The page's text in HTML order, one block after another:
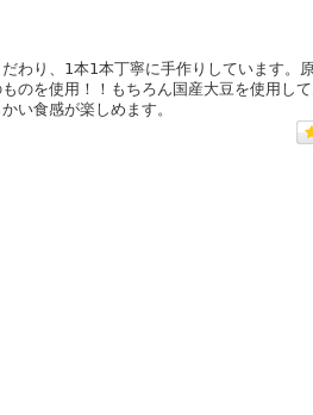
わり、1本1本丁寧に手作りしています。
のを使用！！もちろん国産大豆を使用し
い食感が楽しめます。